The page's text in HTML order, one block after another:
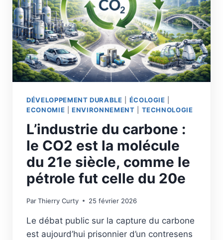
DÉVELOPPEMENT DURABLE ÉCOLOGIE
ECONOMIE |ENVIRONNEMENT TECHNOLOGIE
L’industrie du carbone :
le CO2 est la molécule
du 21e siècle, comme le
pétrole fut celle du 20e
ParThierry Curty 25 février 2026
Le débat public sur la capture du carbone
est aujourd’hui prisonnier d’un contresens